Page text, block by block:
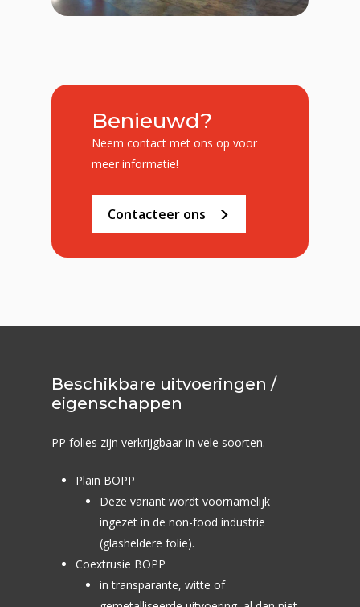
Benieuwd?
Neem contact met ons op voor
meer informatie!
Contacteer ons
Beschikbare uitvoeringen /
eigenschappen
PP folies zijn verkrijgbaar in vele soorten.
Plain BOPP
Deze variant wordt voornamelijk
ingezet in de non-food industrie
(glasheldere folie).
Coextrusie BOPP
in transparante, witte of
Flexodrukkerij
Smart Digital Flexo
Productieprocessen
Groente & fruit
Vlees en Vleeswaren
Foliesoorten
Barrière Polyethyleen
Portfolio